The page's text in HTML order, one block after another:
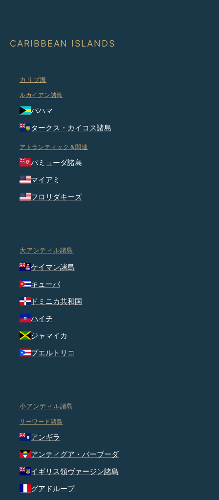
CARIBBEAN ISLANDS
カリブ海
ルカイアン諸島
バハマ
タークス・カイコス諸島
アトランティック＆関連
バミューダ諸島
マイアミ
フロリダキーズ
大アンティル諸島
ケイマン諸島
キューバ
ドミニカ共和国
ハイチ
ジャマイカ
プエルトリコ
小アンティル諸島
リーワード諸島
アンギラ
アンティグア・バーブーダ
イギリス領ヴァージン諸島
グアドループ